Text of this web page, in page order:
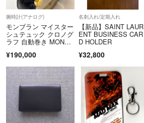
腕時計(アナログ)
モンブラン マイスター
シュテュック クロノグ
ラフ 自動巻き MONTB
¥190,000
名刺入れ/定期入れ
【新品】SAINT LAUR
ENT BUSINESS CAR
D HOLDER
¥32,800